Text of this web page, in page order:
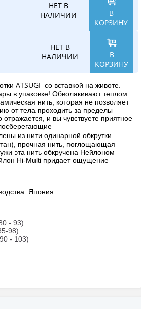
НЕТ В
НАЛИЧИИ
В
КОРЗИНУ
НЕТ В
НАЛИЧИИ
В
КОРЗИНУ
ATSUGI со вставкой на животе.
в упаковке! Обволакивают теплом
нить, которая не позволяет
от тела проходить за пределы
отражается, и вы чувствуете приятное
из нити одинарной обкрутки.
прочная нить, поглощающая
эта нить обкручена Нейлоном –
Hi-Multi придает ощущение
Япония
- 93)
98)
- 103)